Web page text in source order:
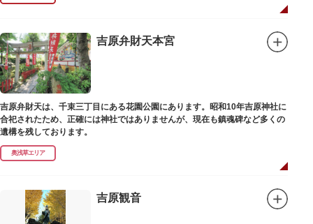
吉原弁財天本宮
吉原弁財天は、千束三丁目にある花園公園にあります。昭和10年吉原神社に
合祀されたため、正確には神社ではありませんが、現在も鎮魂碑など多くの
遺構を残しております。
奥浅草エリア
吉原観音